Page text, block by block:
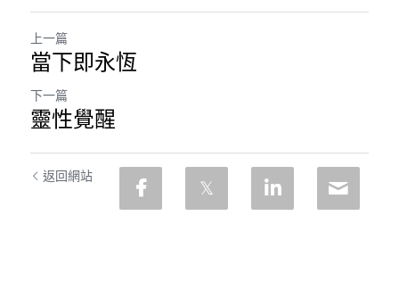
上一篇
當下即永恆
下一篇
靈性覺醒
返回網站